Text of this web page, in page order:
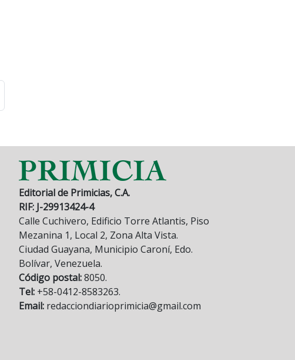
Editorial de Primicias, C.A.
RIF: J-29913424-4
Calle Cuchivero, Edificio Torre Atlantis, Piso
Mezanina 1, Local 2, Zona Alta Vista.
Ciudad Guayana, Municipio Caroní, Edo.
Bolívar, Venezuela.
Código postal:8050.
Tel: +58-0412-8583263.
Email: redacciondiarioprimicia@gmail.com